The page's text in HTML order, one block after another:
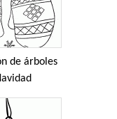
de árboles